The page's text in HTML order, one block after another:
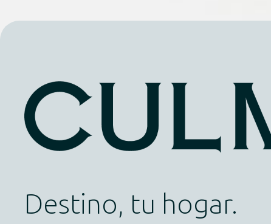
Destino, tu hogar.